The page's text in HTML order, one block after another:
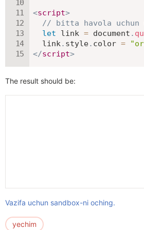
<script>
// bitta havola uchun
let link = document .
  link
. style. color =
</script>
The result should be:
Vazifa uchun sandbox-ni oching.
yechim